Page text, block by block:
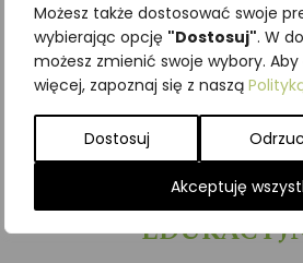
Możesz także dostosować swoje
wybierając opcję "Dostosuj". W
możesz zmienić swoje wybory.
więcej, zapoznaj się z naszą
Dostosuj
Akceptuję